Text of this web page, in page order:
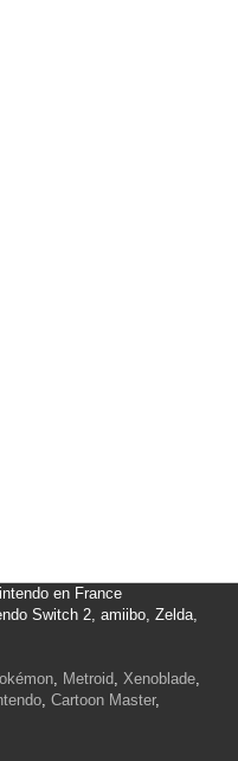
en France
Switch 2, amiibo, Zelda,
, Metroid, Xenoblade,
, Cartoon Master,